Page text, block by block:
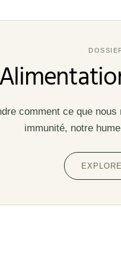
comment ce que
immunité, notre